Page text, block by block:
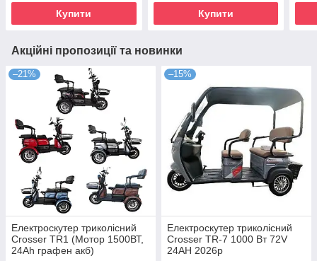
Купити Купити
Акційні пропозиції та новинки
–21%
Електроскутер триколісний
Crosser TR1 (Мотор 1500ВТ,
24Ah графен акб)
–15%
Електроскутер триколісний
Crosser TR-7 1000 Вт 72V
24AH 2026р